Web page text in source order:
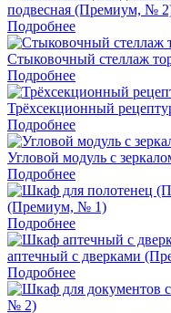
подвесная (Премиум, №
Подробнее
Стыковочный стеллаж
Подробнее
Трёхсекционный
Подробнее
Угловой модуль с
Подробнее
(Премиум, № 1)
Подробнее
аптечный с дверками
Подробнее